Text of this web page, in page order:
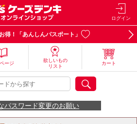
ログイン
得！「あんしんパスポート」
ージ
欲しいもの
リスト
カート
パスワード変更のお願い